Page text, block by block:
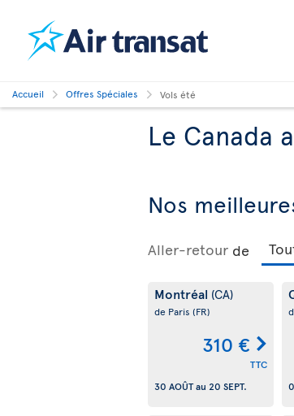
Accueil Offres Spéciales Vols été
Le Canada
Nos
Aller-retour de
Montréal (CA)
de Paris (FR)
310 €
TTC
30 AOÛTau 20 SEPT.